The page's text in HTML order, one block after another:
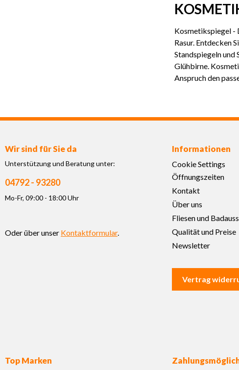
Kosmetikspiegel -
Rasur. Entdecken
Standspiegeln und
Glühbirne.
Anspruch den
Wir sind für Sie da
Unterstützung und Beratung unter:
04792 - 93280
Mo-Fr, 09:00 - 18:00 Uhr
Oder über unser Kontaktformular.
Informationen
Cookie Settings
Öffnungszeiten
Kontakt
Über uns
Fliesen und
Qualität und Preise
Newsletter
Vertrag
Top Marken